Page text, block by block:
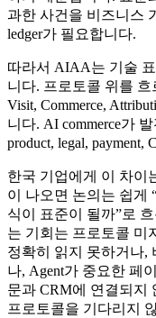
과한 사건을 비즈니스
ledger가 필요합니다.
따라서 AIAA는 기술
니다. 프로토콜 위를 흐
Visit, Commerce,
니다. AI commerce가
product, legal,
한국 기업에게 이 차이
이 나오면 논의는 쉽게
식이 표준이 될까”로
는 기회는 프로토콜 미
정확히 읽지 못하거나,
나, Agent가 중요한 페
문과 CRM에 연결되지
프로토콜을 기다리지